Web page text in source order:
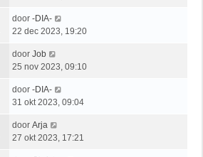
door -DIA-
22 dec 2023, 19:20
door Job
25 nov 2023, 09:10
door -DIA-
31 okt 2023, 09:04
door Arja
27 okt 2023, 17:21